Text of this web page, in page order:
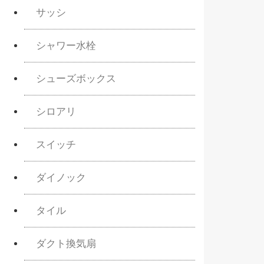
サッシ
シャワー水栓
シューズボックス
シロアリ
スイッチ
ダイノック
タイル
ダクト換気扇